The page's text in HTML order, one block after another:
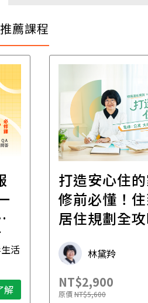
推薦課程
活
解
打造安心住
修前必懂！
居住規劃全
林黛羚
NT$2,900
原價NT$5,600